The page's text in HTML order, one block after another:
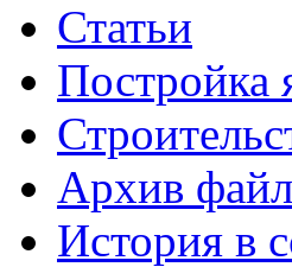
Статьи
Постройка
Архив
История в